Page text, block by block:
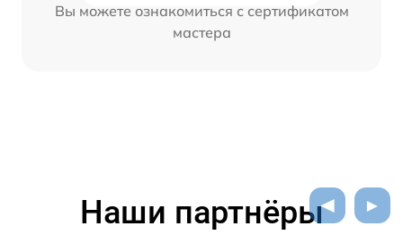
Вы можете ознакомиться с сертификатом
мастера
Наши партнёры